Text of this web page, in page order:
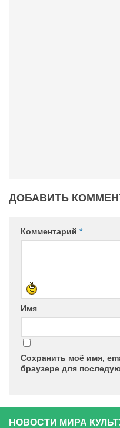
ДОБАВИТЬ
Комментарий *
Имя
Сохранить моё имя,
браузере для
НОВОСТИ МИРА